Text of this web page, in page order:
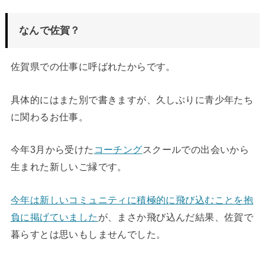
なんで佐賀？
佐賀県での仕事に呼ばれたからです。
具体的にはまた別で書きますが、久しぶりに青少年たち
に関わるお仕事。
今年3月から受けた コーチングスクールでの出会いから
生まれた新しいご縁です。
今年は新しいコミュニティに積極的に飛び込むことを抱
負に掲げていました が、まさか飛び込んだ結果、佐賀で
暮らすとは思いもしませんでした。